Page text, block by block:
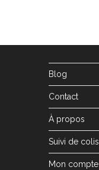
Blog
Contact
À propos
Suivi de colis
Mon compte